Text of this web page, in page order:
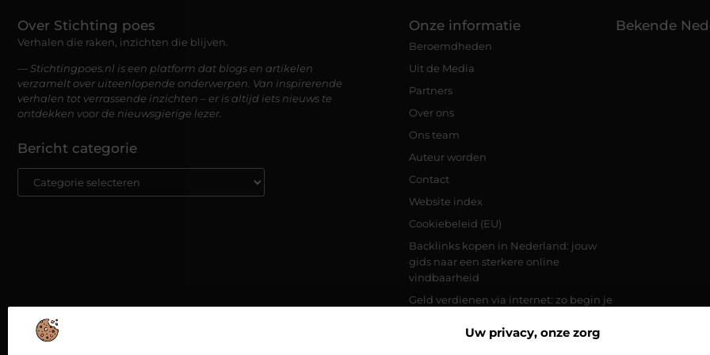
Uw privacy, onze zorg
Over Stichting poes
Verhalen die raken, inzichten die blijven.
— Stichtingpoes.nl is een platform dat blogs en artikelen
verzamelt over uiteenlopende onderwerpen. Van inspirerende
verhalen tot verrassende inzichten – er is altijd iets nieuws te
ontdekken voor de nieuwsgierige lezer.
Bericht categorie
Onze informatie
Beroemdheden
Uit de Media
Partners
Over ons
Ons team
Auteur worden
Contact
Website index
Cookiebeleid (EU)
Backlinks kopen in Nederland: jouw
gids naar een sterkere online
vindbaarheid
Geld verdienen via internet: zo begin je
Bekende